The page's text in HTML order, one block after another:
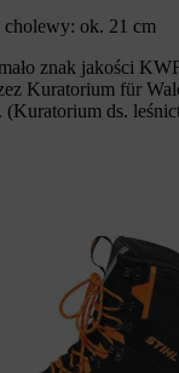
cholewy: ok. 21 cm
znak jakości
Kuratorium für
(Kuratorium ds.